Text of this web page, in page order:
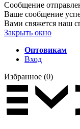
Сообщение
Ваше сообщение
Вами свяжется наш
Закрыть окно
Оптовикам
Вход
Избранное (0)